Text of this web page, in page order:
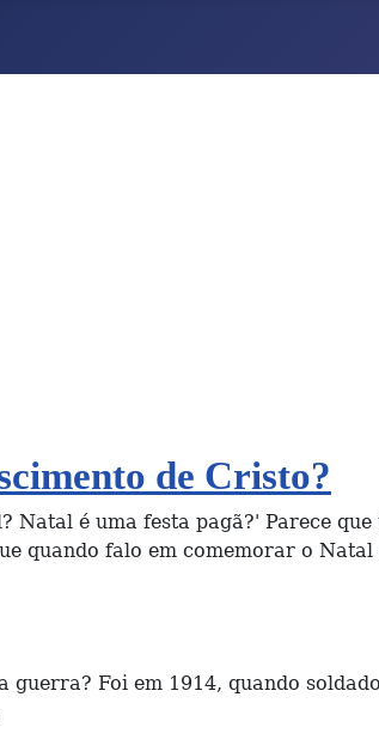
de Cristo?
é uma festa pagã?' Parece
quando falo em comemorar o
Foi em 1914, quando